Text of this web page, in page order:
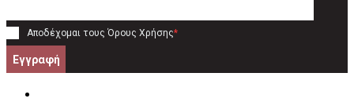
Αποδέχομαι τους Όρους Χρήσης*
Εγγραφή